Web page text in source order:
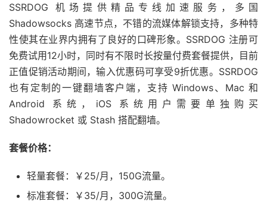
SSRDOG 机场提供精品专线加速服务，多国
Shadowsocks 高速节点，不错的流媒体解锁支持，多种特
性使其在业界内拥有了良好的口碑形象。SSRDOG 注册可
免费试用12小时，同时有不限时长按量付费套餐提供，目前
正值促销活动期间，输入优惠码可享受9折优惠。SSRDOG
也有定制的一键翻墙客户端，支持 Windows、Mac 和
Android 系统，iOS 系统用户需要单独购买
Shadowrocket 或 Stash 搭配翻墙。
套餐价格：
轻量套餐：￥25/月，150G流量。
标准套餐：￥35/月，300G流量。